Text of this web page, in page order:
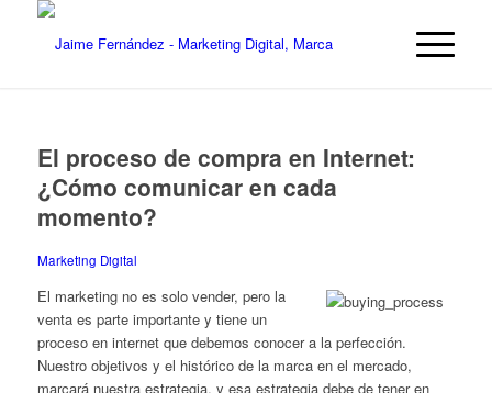
El proceso de compra en Internet:
¿Cómo comunicar en cada
momento?
Marketing Digital
El marketing no es solo vender, pero la
venta es parte importante y tiene un
proceso en internet que debemos conocer a la perfección.
Nuestro objetivos y el histórico de la marca en el mercado,
marcará nuestra estrategia, y esa estrategia debe de tener en